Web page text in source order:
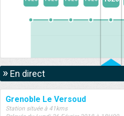
» En direct
Grenoble Le Versoud
Station située à 41kms